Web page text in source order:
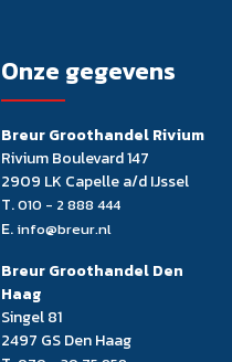
Onze gegevens
Breur Groothandel Rivium
Rivium Boulevard 147
2909 LK Capelle a/d IJssel
T.010 - 2 888 444
E. info@breur.nl
Breur Groothandel Den
Haag
Singel 81
2497 GS Den Haag